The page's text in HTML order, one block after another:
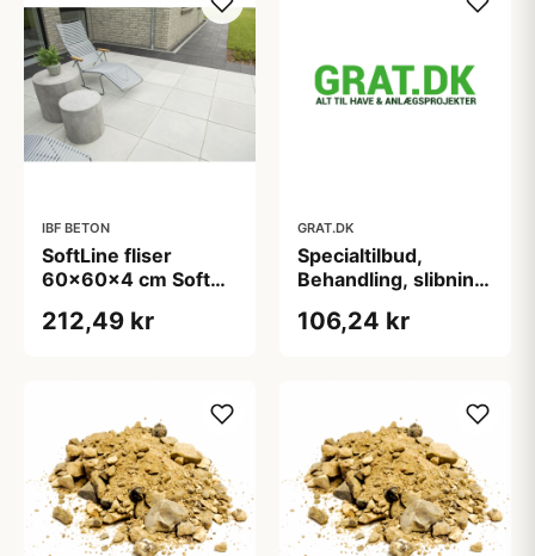
IBF BETON
SoftLine fliser
60x60x4 cm Soft
212,49 kr
GRAT.DK
Specialtilbud,
Behandling, slibning
106,24 kr